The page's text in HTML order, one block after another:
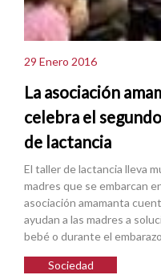
29 Enero 2016
La asociación
celebra el
de lactancia
El taller de lactancia lleva
madres que se embarcan
asociación amamanta
ayudan a las madres a
bebé o durante el embarazo
Sociedad